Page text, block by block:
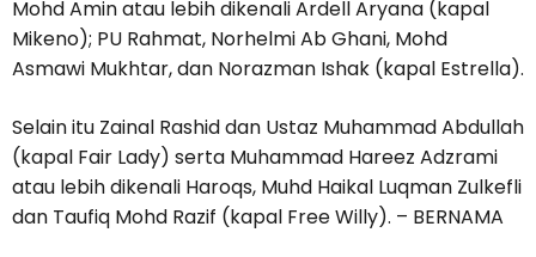
Mohd Amin atau lebih dikenali Ardell Aryana (kapal
Mikeno); PU Rahmat, Norhelmi Ab Ghani, Mohd
Asmawi Mukhtar, dan Norazman Ishak (kapal Estrella).
Selain itu Zainal Rashid dan Ustaz Muhammad Abdullah
(kapal Fair Lady) serta Muhammad Hareez Adzrami
atau lebih dikenali Haroqs, Muhd Haikal Luqman Zulkefli
dan Taufiq Mohd Razif (kapal Free Willy). – BERNAMA